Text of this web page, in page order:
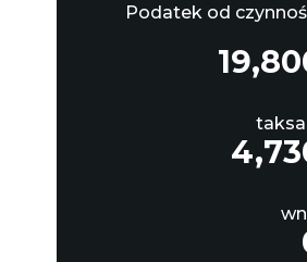
Podatek od